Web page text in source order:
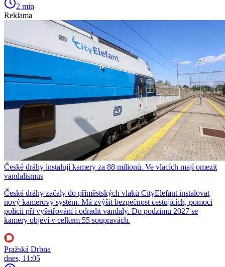
2 min
Reklama
České dráhy instalují kamery za 88 milionů. Ve vlacích mají omezit
vandalismus
České dráhy začaly do příměstských vlaků CityElefant instalovat
nový kamerový systém. Má zvýšit bezpečnost cestujících, pomoci
policii při vyšetřování i odradit vandaly. Do podzimu 2027 se
kamery objeví v celkem 55 soupravách.
Pražská Drbna
dnes, 11:05